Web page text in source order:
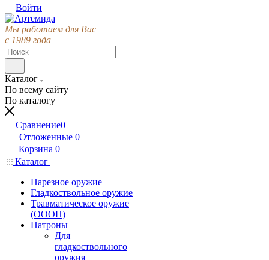
Войти
Мы работаем для Вас
с 1989 года
Каталог
По всему сайту
По каталогу
Сравнение0
Отложенные 0
Корзина 0
Каталог
Нарезное оружие
Гладкоствольное оружие
Травматическое оружие
(ОООП)
Патроны
Для
гладкоствольного
оружия